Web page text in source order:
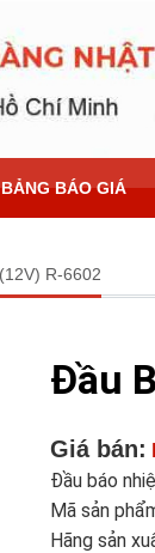
BẢNG BÁO GIÁ
R-6602
Đầu
Giá bán:
Đầu báo
Mã sản
Hãng sản